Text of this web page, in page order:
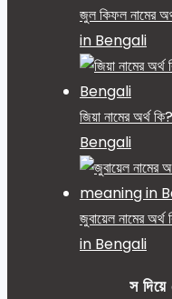
জুল কিফল
in Bengali
জিয়া নামের
Bengali
জুবায়েল নামের
in Bengali
স দিয়ে